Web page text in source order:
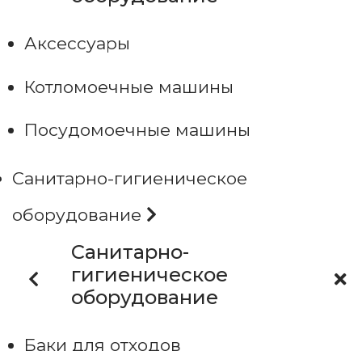
Аксессуары
Котломоечные машины
Посудомоечные машины
Санитарно-гигиеническое
оборудование
Санитарно-
гигиеническое
оборудование
Баки для отходов